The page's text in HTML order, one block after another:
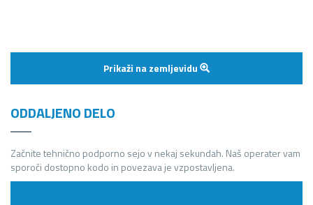
Prikaži na zemljevidu
ODDALJENO DELO
Začnite tehnično podporno sejo v nekaj sekundah. Naš operater vam
sporoči dostopno kodo in povezava je vzpostavljena.